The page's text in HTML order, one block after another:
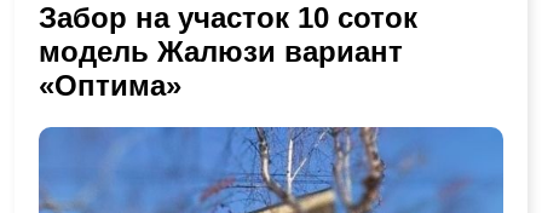
Забор на участок 10 соток
модель Жалюзи вариант
«Оптима»